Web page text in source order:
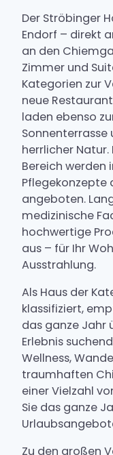
Der Ströbinger
Endorf – direkt
an den
Zimmer und
Kategorien zur
neue
laden ebenso
herrlicher
Bereich werden
Pflegekonzepte
angeboten.
medizinische
hochwertige
aus – für Ihr
Ausstrahlung.
Als Haus der
klassifiziert,
das ganze Jahr
Erlebnis
Wellness,
traumhaften
einer Vielzahl
Sie das ganze
Zu den großen